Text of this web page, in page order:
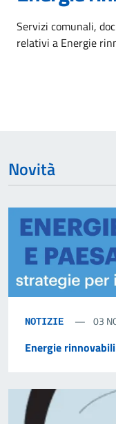
Dettagli
Servizi comunali,
relativi a Energie
Novità
NOTIZIE 03
Energie